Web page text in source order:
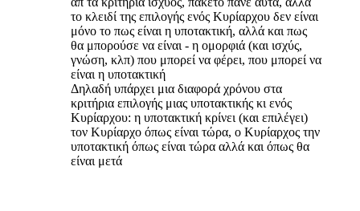
το κλειδί της επιλογής ενός Κυρίαρχου δεν είναι
μόνο το πως είναι η υποτακτική, αλλά και πως
θα μπορούσε να είναι - η ομορφιά (και ισχύς,
γνώση, κλπ) που μπορεί να φέρει, που μπορεί να
είναι η υποτακτική
Δηλαδή υπάρχει μια διαφορά χρόνου στα
κριτήρια επιλογής μιας υποτακτικής κι ενός
Κυρίαρχου: η υποτακτική κρίνει (και επιλέγει)
τον Κυρίαρχο όπως είναι τώρα, ο Κυρίαρχος την
υποτακτική όπως είναι τώρα αλλά και όπως θα
είναι μετά